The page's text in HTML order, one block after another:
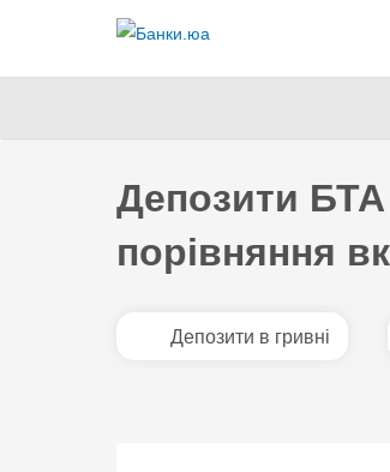
Депозити БТА
порівняння
Депозити в гривні